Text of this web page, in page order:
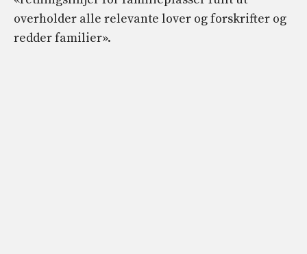
overholder alle relevante lover og forskrifter og
redder familier».